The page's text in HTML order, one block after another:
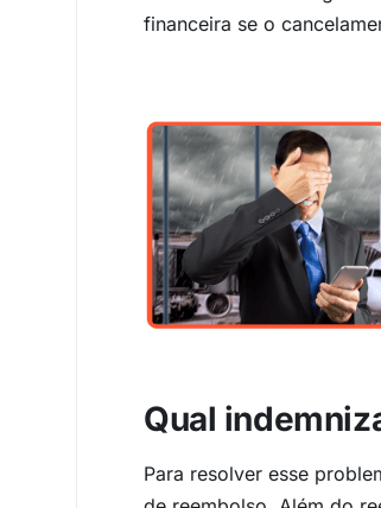
financeira se o
Qual
Para resolver esse